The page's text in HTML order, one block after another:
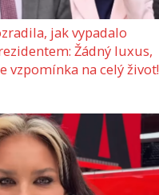
jak vypadalo
Žádný luxus,
vzpomínka na celý život!